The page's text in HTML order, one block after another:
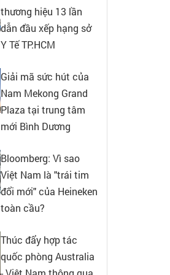
thương hiệu 13 lần
dẫn đầu xếp hạng sở
Y Tế TP.HCM
Giải mã sức hút của
Nam Mekong Grand
Plaza tại trung tâm
mới Bình Dương
Bloomberg: Vì sao
Việt Nam là "trái tim
đổi mới" của Heineken
toàn cầu?
Thúc đẩy hợp tác
quốc phòng Australia